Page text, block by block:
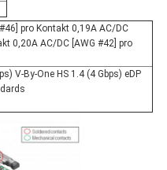
pro Kontakt 0,19A AC/DC
0,20A AC/DC [AWG #42] pro
V-By-One HS 1.4 (4 Gbps) eDP